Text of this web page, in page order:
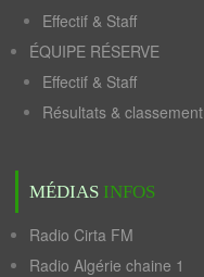
Effectif & Staff
ÉQUIPE RÉSERVE
Effectif & Staff
Résultats & classement
MÉDIAS INFOS
Radio Cirta FM
Radio Algérie chaine 1